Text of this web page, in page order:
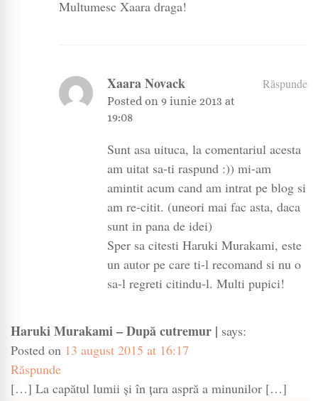
Multumesc Xaara draga!
Xaara Novack
Posted on 9 iunie 2013 at
19:08
Răspunde
Sunt asa uituca, la comentariul acesta
am uitat sa-ti raspund :)) mi-am
amintit acum cand am intrat pe blog si
am re-citit. (uneori mai fac asta, daca
sunt in pana de idei)
Sper sa citesti Haruki Murakami, este
un autor pe care ti-l recomand si nu o
sa-l regreti citindu-l. Multi pupici!
Haruki Murakami – După cutremur | says:
Posted on 13 august 2015 at 16:17
Răspunde
[…] La capătul lumii și în țara aspră a minunilor […]